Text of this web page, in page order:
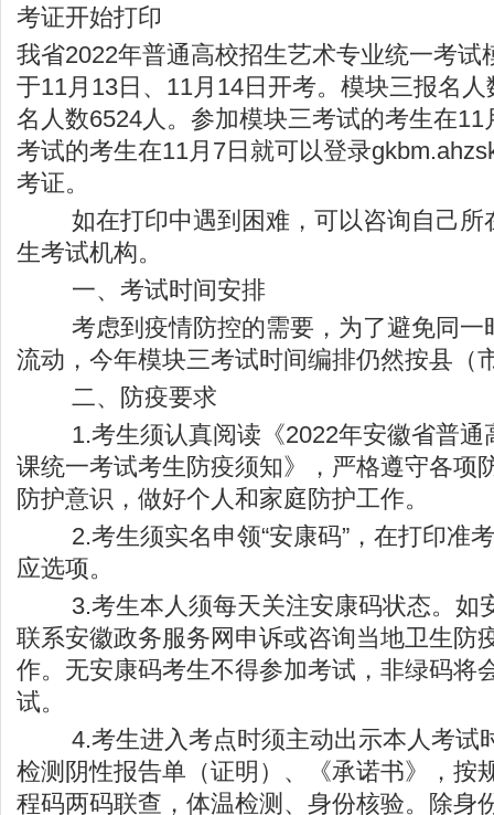
考证开始打印
我省2022年普通高校招生艺术专业统一考试
于11月13日、11月14日开考。模块三报名
名人数6524人。参加模块三考试的考生在11
考试的考生在11月7日就可以登录
考证。
如在打印中遇到困难，可以咨询自己所
生考试机构。
一、考试时间安排
考虑到疫情防控的需要，为了避免同一
流动，今年模块三考试时间编排仍然按县（
二、防疫要求
1.考生须认真阅读《2022年安徽省普通
课统一考试考生防疫须知》，严格遵守各项
防护意识，做好个人和家庭防护工作。
2.考生须实名申领“安康码”，在打印准
应选项。
3.考生本人须每天关注安康码状态。如
联系安徽政务服务网申诉或咨询当地卫生防
作。无安康码考生不得参加考试，非绿码将
试。
4.考生进入考点时须主动出示本人考试
检测阴性报告单（证明）、《承诺书》，按
程码两码联查，体温检测、身份核验。除身